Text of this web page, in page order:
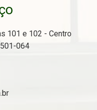
101 e 102 - Centro
064